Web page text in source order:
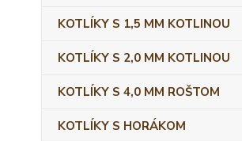
KOTLÍKY S 1,5 MM KOTLINOU
KOTLÍKY S 2,0 MM KOTLINOU
KOTLÍKY S 4,0 MM ROŠTOM
KOTLÍKY S HORÁKOM